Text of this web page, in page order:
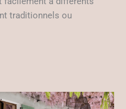
traditionnels ou